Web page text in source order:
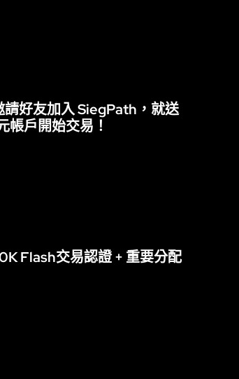
請好友加入 SiegPath，就送
戶開始交易！
Flash交易認證 + 重要分配